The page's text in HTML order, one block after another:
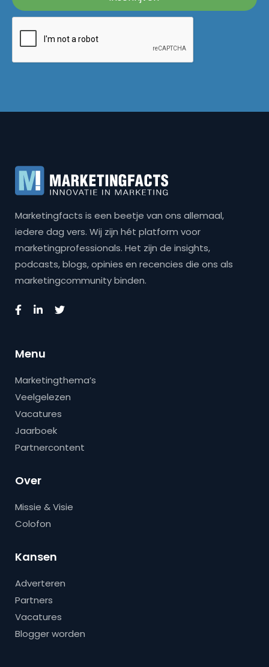
Marketingfacts is een beetje van ons allemaal,
iedere dag vers. Wij zijn hét platform voor
marketingprofessionals. Het zijn de insights,
podcasts, blogs, opinies en recencies die ons als
marketingcommunity binden.
Menu
Marketingthema’s
Veelgelezen
Vacatures
Jaarboek
Partnercontent
Over
Missie & Visie
Colofon
Kansen
Adverteren
Partners
Vacatures
Blogger worden